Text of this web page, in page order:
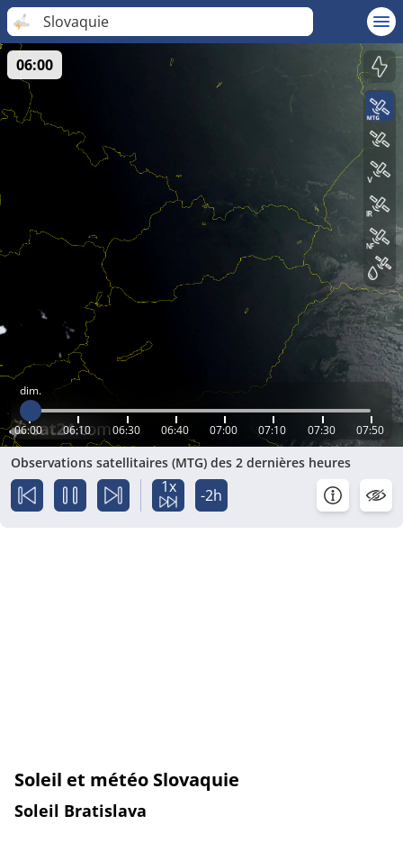
Slovaquie
dim.
06:00 06:10 06:30 06:40 07:00 07:10 07:30 07:50
06:00
Observations satellitaires (MTG) des 2 dernières heures
1x -2h
Soleil et météo Slovaquie
Soleil Bratislava